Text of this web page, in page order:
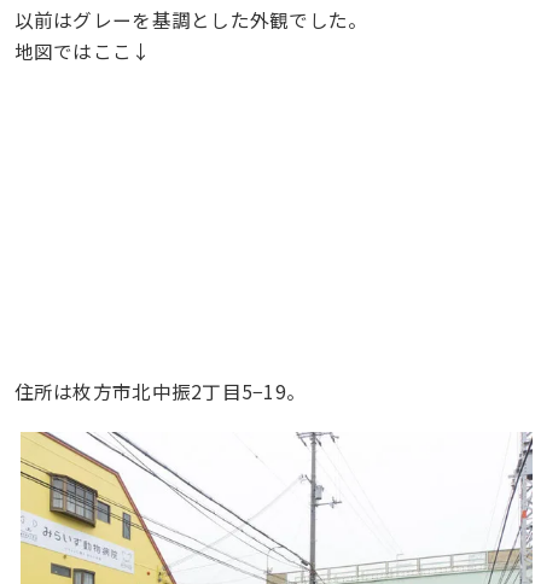
以前はグレーを基調とした外観でした。
地図ではここ↓
住所は枚方市北中振2丁目5−19。